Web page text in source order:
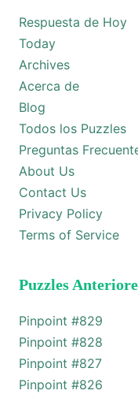
Respuesta de Hoy
Today
Archives
Acerca de
Blog
Todos los Puzzles
Preguntas
About Us
Contact Us
Privacy Policy
Terms of Service
Puzzles
Pinpoint #829
Pinpoint #828
Pinpoint #827
Pinpoint #826